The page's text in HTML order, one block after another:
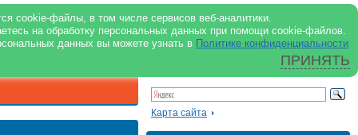
cookie-файлы, в том числе сервисов веб-аналитики.
на обработку персональных данных при помощи cookie-файлов.
данных вы можете узнать в Политике конфиденциальности
ПРИНЯТЬ
support@milkbranch.ru
О портале
Реклама в журнале
Реклама на портале
Архив номеров
Карта сайта